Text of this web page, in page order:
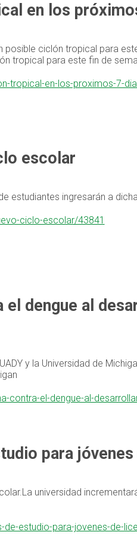
en los
ciclón tropical para
tropical para este fin de
tropical-en-los-proximos-7-
escolar
estudiantes ingresarán a
ciclo-escolar/43841
el dengue al
y la Universidad de
contra-el-dengue-al-
para
universidad
estudio-para-jovenes-de-